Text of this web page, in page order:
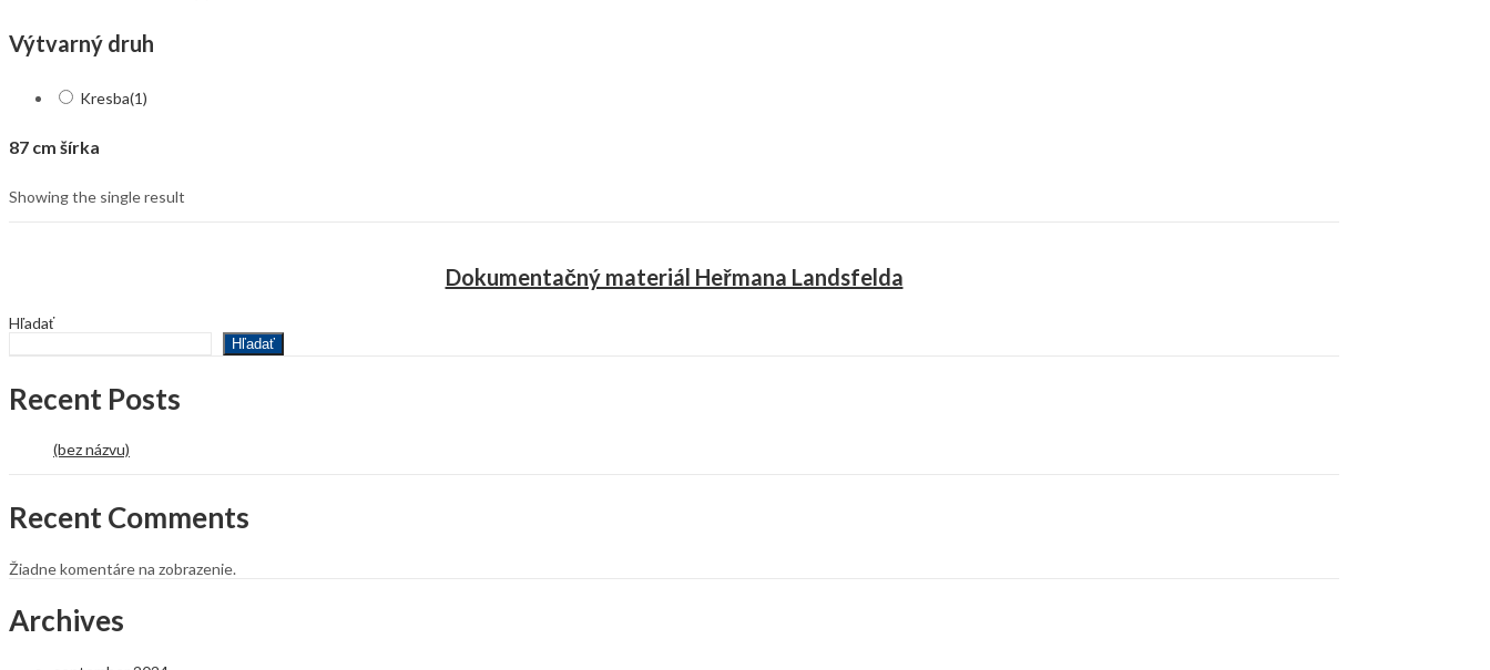
Výtvarný druh
Kresba(1)
87 cm šírka
Showing the single result
Dokumentačný materiál Heřmana Landsfelda
Hľadať
Hľadať
Recent Posts
(bez názvu)
Recent Comments
Žiadne komentáre na zobrazenie.
Archives